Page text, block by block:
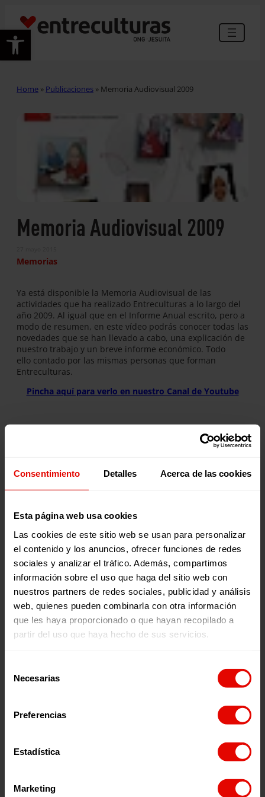
Consentimiento Detalles Acerca de las cookies
Esta página web usa cookies
Las cookies de este sitio web se usan para personalizar
el contenido y los anuncios, ofrecer funciones de redes
sociales y analizar el tráfico. Además, compartimos
información sobre el uso que haga del sitio web con
nuestros partners de redes sociales, publicidad y análisis
web, quienes pueden combinarla con otra información
que les haya proporcionado o que hayan recopilado a
partir del uso que haya hecho de sus servicios.
Necesarias
Preferencias
Estadística
Marketing
Abrir barra de herramientas
Home » Publicaciones » Memoria Audiovisual 2009
Memoria Audiovisual 2009
Memorias
Ya está disponible la Memoria Audiovisual de las
actividades que ha realizado Entreculturas a lo largo del
año 2009. Al igual que en el Informe Anual escrito, pero a
modo de resumen, en este vídeo podrás conocer todas las
novedades que se han llevado a cabo, una explicación de
nuestro trabajo y un breve informe económico. Todo
ello contado por las mismas personas que forman
Entreculturas.
Pincha aquí para verlo en nuestro Canal de Youtube
Publicaciones relacionadas:
Memorias
INFORME ANUAL
ENTRECULTURAS 2025
Revista trimestral
REVISTA TRIMESTRAL
101
¿Quieres recibir información?